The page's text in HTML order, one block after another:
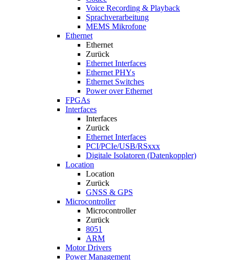
Voice Recording & Playback
Sprachverarbeitung
MEMS Mikrofone
Ethernet
Ethernet
Zurück
Ethernet Interfaces
Ethernet PHYs
Ethernet Switches
Power over Ethernet
FPGAs
Interfaces
Interfaces
Zurück
Ethernet Interfaces
PCI/PCIe/USB/RSxxx
Digitale Isolatoren (Datenkoppler)
Location
Location
Zurück
GNSS & GPS
Microcontroller
Microcontroller
Zurück
8051
ARM
Motor Drivers
Power Management